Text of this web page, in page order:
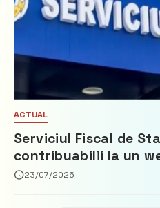
ACTUAL
Serviciul Fiscal de
contribuabilii la un
privind calculul
23/07/2026